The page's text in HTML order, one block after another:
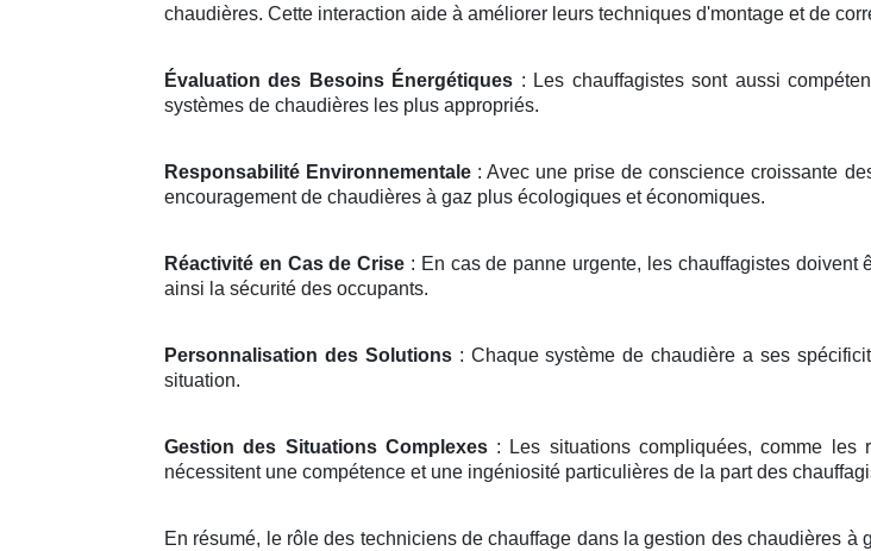
chaudières. Cette interaction aide à améliorer leurs techniques d'montage et de
Évaluation des Besoins Énergétiques : Les chauffagistes sont aussi
systèmes de chaudières les plus appropriés.
Responsabilité Environnementale : Avec une prise de conscience croissante
encouragement de chaudières à gaz plus écologiques et économiques.
Réactivité en Cas de Crise : En cas de panne urgente, les chauffagistes
ainsi la sécurité des occupants.
Personnalisation des Solutions: Chaque système de chaudière a ses
situation.
Gestion des Situations Complexes: Les situations compliquées, comme les
nécessitent une compétence et une ingéniosité particulières de la part des
En résumé, le rôle des techniciens de chauffage dans la gestion des chaudières